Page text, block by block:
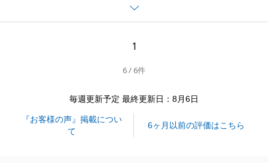
いただいた「感心します」というありがたいお言葉に
恥じぬよう、これからも一つひとつの業務を迅速かつ
にご相談ください。
1
6 / 6件
毎週更新予定 最終更新日：8月6日
『お客様の声』掲載につい
て
6ヶ月以前の評価はこちら